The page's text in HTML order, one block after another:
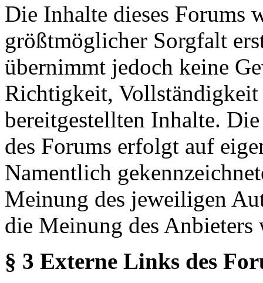
Die Inhalte dieses Forums
größtmöglicher Sorgfalt
übernimmt jedoch keine
Richtigkeit,
bereitgestellten Inhalte.
des Forums erfolgt auf
Namentlich
Meinung des jeweiligen
die Meinung des Anbieters
§ 3 Externe Links des